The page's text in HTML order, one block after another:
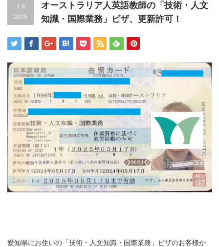
1.8
2025
オーストラリア人英語教師の「技術・人文
知識・国際業務」ビザ、更新許可！
愛知県にお住いの「技術・人文知識・国際業務」ビザのお客様か